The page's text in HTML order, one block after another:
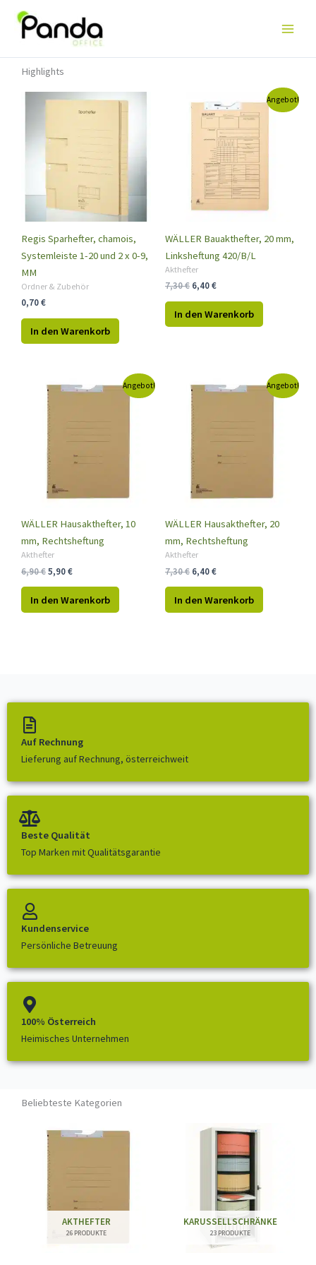
Highlights
Regis Sparhefter, chamois,
Systemleiste 1-20 und 2 x 0-9,
MM
Ordner & Zubehör
0,70€
In den Warenkorb
Angebot!
WÄLLER Bauakthefter, 20 mm,
Linksheftung 420/B/L
Akthefter
7,30€
Preis
war:
7,30 €
6,40€
Preis
ist:
6,40 €.
In den Warenkorb
Angebot!
WÄLLER Hausakthefter, 10
mm, Rechtsheftung
Akthefter
6,90€
Ursprünglicher
Preis
war:
6,90 €
5,90€
Aktueller
Preis
In den Warenkorb
Angebot!
WÄLLER Hausakthefter, 20
mm, Rechtsheftung
Akthefter
7,30€
Ursprünglicher
Preis
war:
7,30 €
6,40€
Aktueller
Preis
In den Warenkorb
Auf Rechnung
Lieferung auf Rechnung, österreichweit
Beste Qualität
Top Marken mit Qualitätsgarantie
Kundenservice
Persönliche Betreuung
100% Österreich
Heimisches Unternehmen
Beliebteste Kategorien
AKTHEFTER
26 PRODUKTE
KARUSSELLSCHRÄNKE
23 PRODUKTE